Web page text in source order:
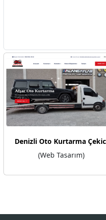
Denizli Oto Kurtarma
(Web Tasarım)